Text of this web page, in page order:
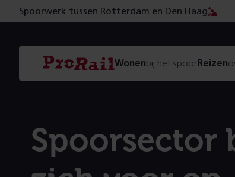
Spoorwerk tussen Rotterdam en Den Haag
Navigatie
Homepage
ProRail
Wonenbij het spoorReizen
Spoorsector